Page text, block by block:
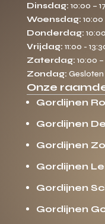
Dinsdag: 10:00 –
Woensdag: 10:00
Donderdag:
Vrijdag: 11:00 -
Zaterdag: 10:00
Zondag: Gesloten
Onze
Gordijnen
Gordijnen
Gordijnen
Gordijnen
Gordijnen
Gordijnen